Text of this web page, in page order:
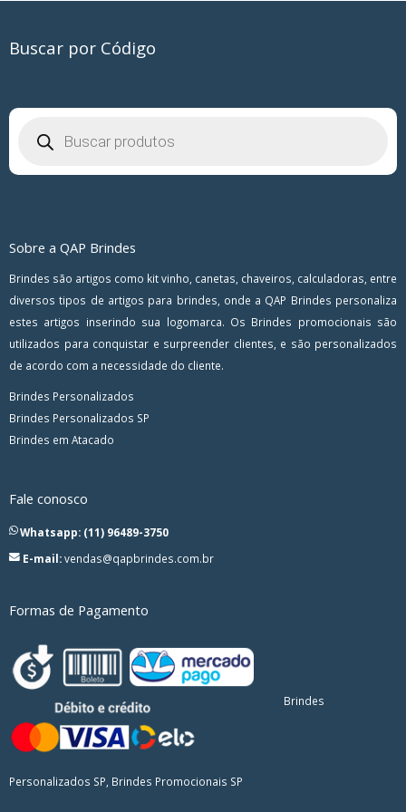
Buscar por Código
Sobre a QAP Brindes
Brindes são artigos como kit vinho, canetas, chaveiros, calculadoras, entre
diversos tipos de artigos para brindes, onde a QAP Brindes personaliza
estes artigos inserindo sua logomarca. Os Brindes promocionais são
utilizados para conquistar e surpreender clientes, e são personalizados
de acordo com a necessidade do cliente.
Brindes Personalizados
Brindes Personalizados SP
Brindes em Atacado
Fale conosco
Whatsapp: (11) 96489-3750
E-mail:vendas@qapbrindes.com.br
Formas de Pagamento
Brindes
Personalizados SP, Brindes Promocionais SP